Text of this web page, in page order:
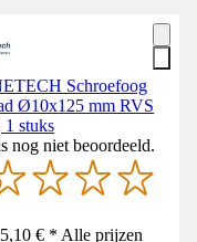
Schroefoog
Ø10x125 mm RVS
stuks
nog niet beoordeeld.
€ * Alle prijzen